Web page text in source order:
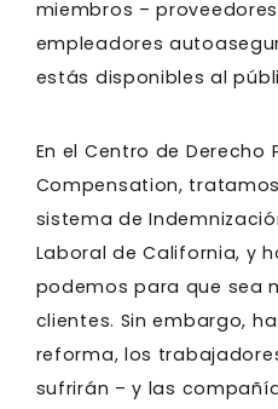
miembros –
empleadores
estás disponibles al
En el Centro de Derecho
Compensation,
sistema de
Laboral de California, y
podemos para que sea
clientes. Sin embargo,
reforma, los
sufrirán – y las